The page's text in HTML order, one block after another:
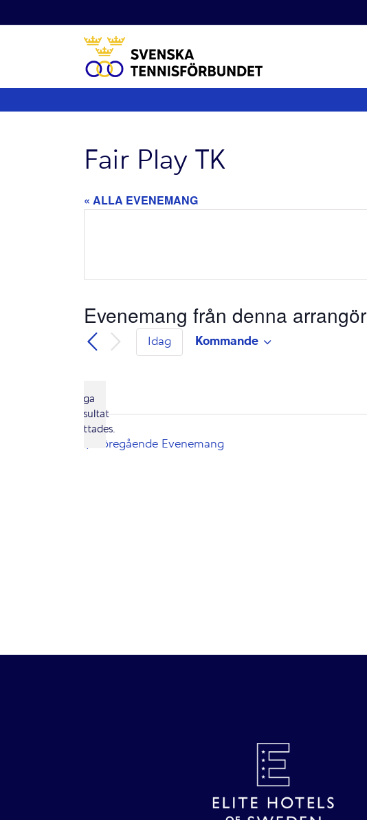
till
Fair Play TK
« ALLA EVENEMANG
Evenemang från denna arrangör
Notis
Inga
resultat
hittades.
Idag Kommande
Föregående Evenemang